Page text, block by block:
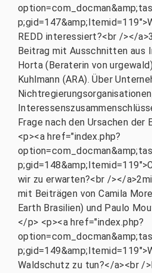
REDD interessiert?<br /></
Beitrag mit Ausschnitten aus
Horta (Beraterin von
Kuhlmann (ARA). Über
Frage nach den Ursachen der
<p><a href="index.php?
wir zu erwarten?<br /></
mit Beiträgen von Camila
Earth Brasilien) und Paulo
</p> <p><a href="index.php?
Waldschutz zu tun?</a><br /